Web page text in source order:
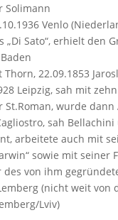
Solimann
Venlo
„Di Sato“, erhielt den
22.09.1853
Leipzig, sah mit
St.Roman, wurde dann
sah
arbeitete auch mit
sowie mit seiner
von ihm
(nicht weit von
Lviv)